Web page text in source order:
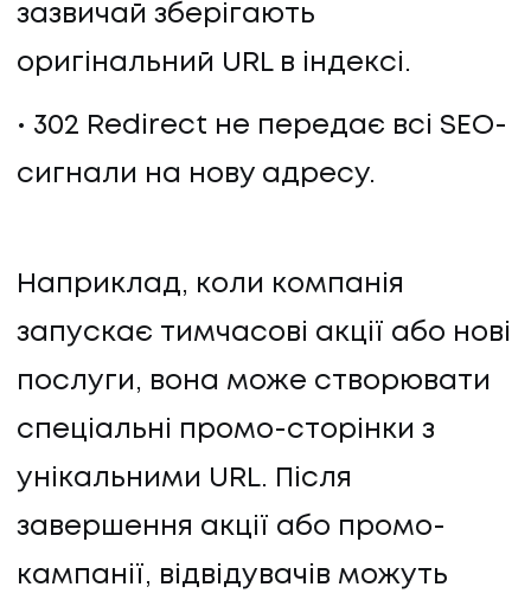
зазвичай зберігають
оригінальний URL в індексі.
302 Redirect не передає всі SEO-
сигнали на нову адресу.
Наприклад, коли компанія
запускає тимчасові акції або нові
послуги, вона може створювати
спеціальні промо-сторінки з
унікальними URL. Після
завершення акції або промо-
кампанії, відвідувачів можуть